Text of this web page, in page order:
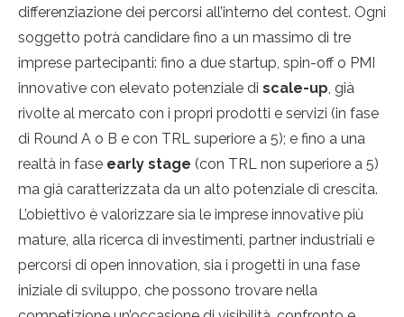
differenziazione dei percorsi all’interno del contest. Ogni
soggetto potrà candidare fino a un massimo di tre
imprese partecipanti: fino a due startup, spin-off o PMI
innovative con elevato potenziale di scale-up , già
rivolte al mercato con i propri prodotti e servizi (in fase
di Round A o B e con TRL superiore a 5); e fino a una
realtà in fase early stage (con TRL non superiore a 5)
ma già caratterizzata da un alto potenziale di crescita.
L’obiettivo è valorizzare sia le imprese innovative più
mature, alla ricerca di investimenti, partner industriali e
percorsi di open innovation, sia i progetti in una fase
iniziale di sviluppo, che possono trovare nella